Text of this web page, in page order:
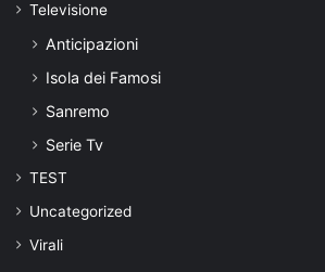
Televisione
Anticipazioni
Isola dei Famosi
Sanremo
Serie Tv
TEST
Uncategorized
Virali